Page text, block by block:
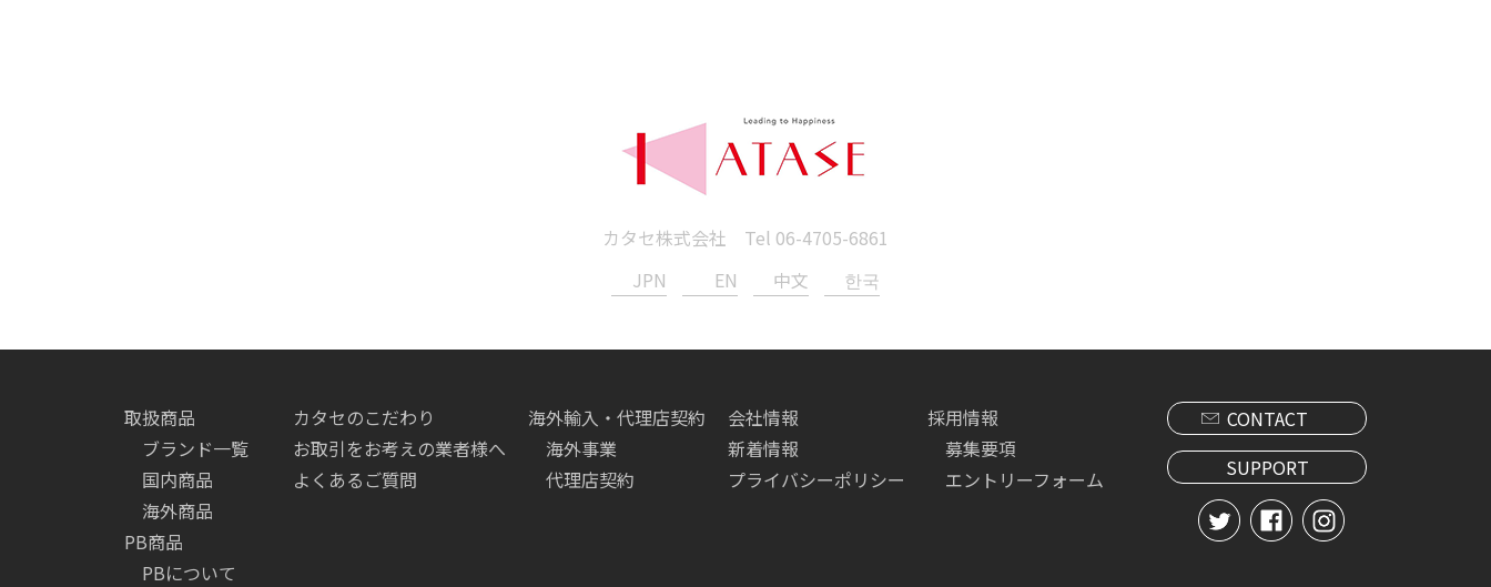
カタセ株式会社 Tel 06-4705-6861
JPN
EN 中文 한국
取扱商品
ブランド一覧
国内商品
海外商品
PB商品
PBについて
カタセのこだわり
お取引をお考えの業者様へ
よくあるご質問
海外輸入・代理店契約
海外事業
代理店契約
会社情報
新着情報
プライバシーポリシー
採用情報
募集要項
エントリーフォーム
CONTACT
SUPPORT